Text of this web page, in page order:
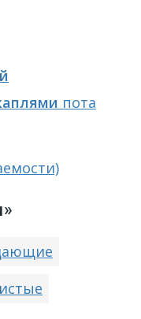
пота